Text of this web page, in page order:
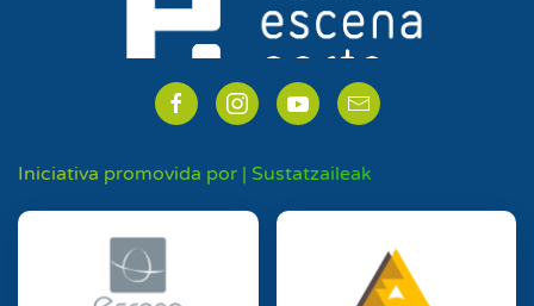
Iniciativa promovida por | Sustatzaileak